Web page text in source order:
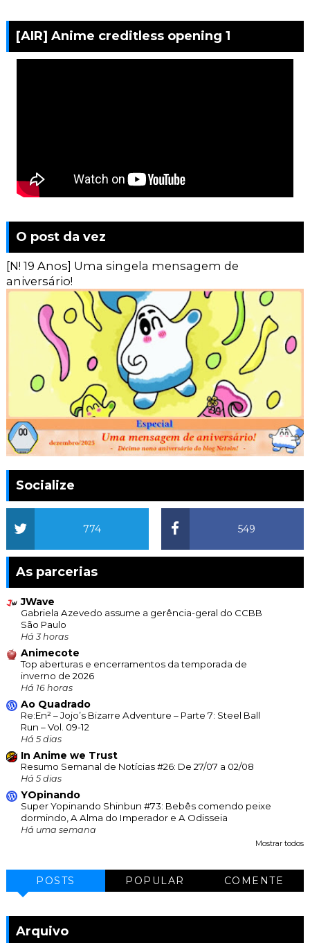
[AIR] Anime creditless opening 1
O post da vez
[N! 19 Anos] Uma singela mensagem de
aniversário!
Socialize
549
774
As parcerias
JWave
Gabriela Azevedo assume a gerência-geral do CCBB
São Paulo
Há 3 horas
Animecote
Top aberturas e encerramentos da temporada de
inverno de 2026
Há 16 horas
Ao Quadrado
Re:En² – Jojo’s Bizarre Adventure – Parte 7: Steel Ball
Run – Vol. 09-12
Há 5 dias
In Anime we Trust
Resumo Semanal de Notícias #26: De 27/07 a 02/08
Há 5 dias
YOpinando
Super Yopinando Shinbun #73: Bebês comendo peixe
dormindo, A Alma do Imperador e A Odisseia
Há uma semana
Mostrar todos
POSTS POPULAR COMENTE
Arquivo